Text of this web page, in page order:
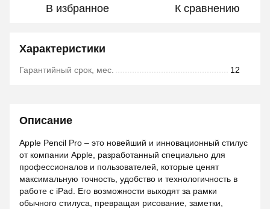
В избранное К сравнению
Характеристики
Гарантийный срок, мес. 12
Описание
Apple Pencil Pro – это новейший и инновационный стилус
от компании Apple, разработанный специально для
профессионалов и пользователей, которые ценят
максимальную точность, удобство и технологичность в
работе с iPad. Его возможности выходят за рамки
обычного стилуса, превращая рисование, заметки,